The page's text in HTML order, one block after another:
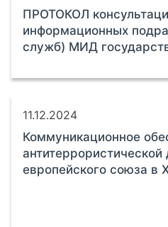
ПРОТОКОЛ
информационных
служб) МИД
11.12.2024
Коммуникационное
антитеррористической
европейского союза в